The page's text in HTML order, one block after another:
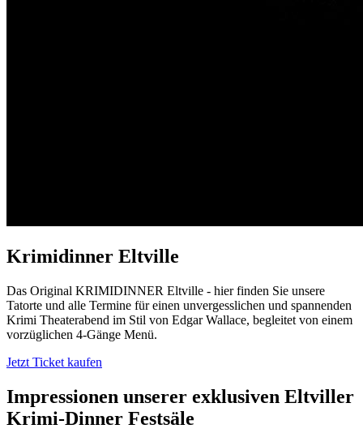
Krimidinner Eltville
Das Original KRIMIDINNER Eltville - hier finden Sie unsere
Tatorte und alle Termine für einen unvergesslichen und spannenden
Krimi Theaterabend im Stil von Edgar Wallace, begleitet von einem
vorzüglichen 4-Gänge Menü.
Jetzt Ticket kaufen
Impressionen unserer exklusiven Eltviller
Krimi-Dinner Festsäle